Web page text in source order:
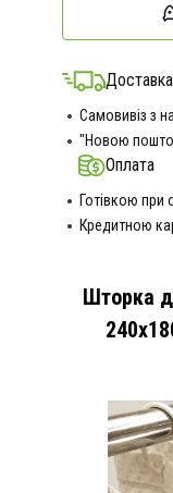
Доставка
Самовивіз з
"Новою
Оплата
Готівкою при
Кредитною
Шторка